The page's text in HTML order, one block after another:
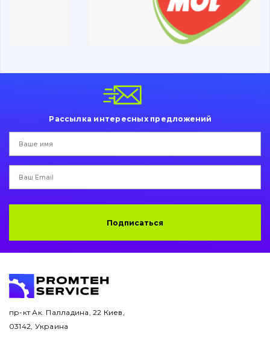
Трансмиссия
Рама и кузов
Буровой инструмент
Электрооборудование
зателефонувати
Рассылка интересных предложений
Подписаться
пр-кт Ак. Палладина, 22 Киев,
03142, Украина